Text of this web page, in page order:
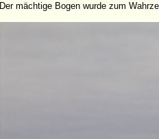
Der mächtige Bogen wurde zum